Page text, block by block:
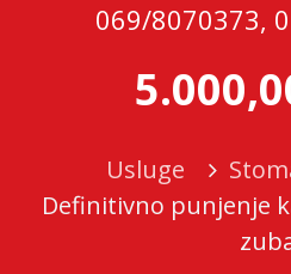
069/8070373,
Usluge
Definitivno punjenje